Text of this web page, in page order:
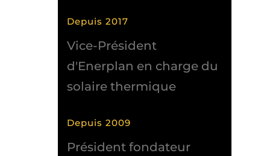
Depuis 2017
Vice-Président
d'Enerplan en charge du
solaire thermique
Depuis 2009
Président fondateur